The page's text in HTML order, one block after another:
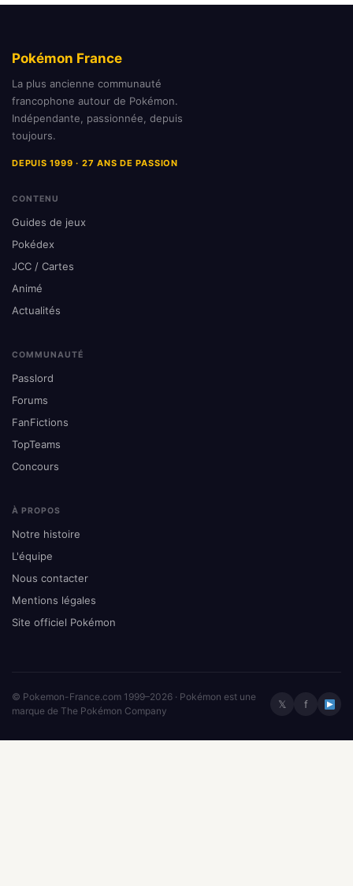
Pokémon France
La plus ancienne communauté
francophone autour de Pokémon.
Indépendante, passionnée, depuis
toujours.
DEPUIS 1999 · 27 ANS DE PASSION
CONTENU
Guides de jeux
Pokédex
JCC / Cartes
Animé
Actualités
COMMUNAUTÉ
Passlord
Forums
FanFictions
TopTeams
Concours
À PROPOS
Notre histoire
L'équipe
Nous contacter
Mentions légales
Site officiel Pokémon
© Pokemon-France.com 1999–2026 · Pokémon est une
marque de The Pokémon Company
𝕏 f